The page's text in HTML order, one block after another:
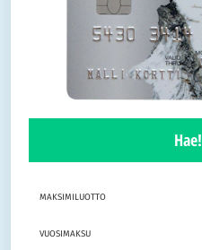
Hae!
MAKSIMILUOTTO
VUOSIMAKSU